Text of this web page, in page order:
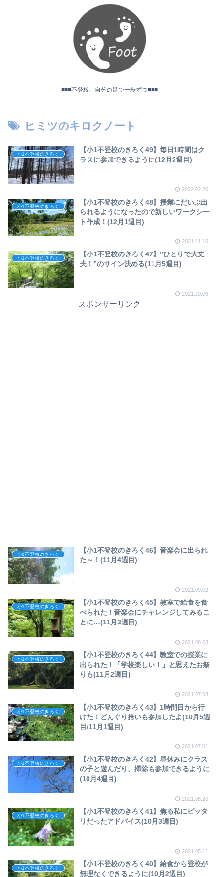
■■■不登校、自分の足で一歩ずつ■■■
ヒミツのキロクノート
小1不登校のきろく
【小1不登校のきろく49】毎日1時間はク
ラスに参加できるように(12月2週目)
2022.02.20
小1不登校のきろく
【小1不登校のきろく48】授業にだいぶ出
られるようになったので新しいワークシー
ト作成！(12月1週目)
2021.11.10
小1不登校のきろく
【小1不登校のきろく47】”ひとりで大丈
夫！”のサイン決める(11月5週目)
2021.10.06
スポンサーリンク
小1不登校のきろく
【小1不登校のきろく46】音楽会に出られ
た～！(11月4週目)
2021.09.02
小1不登校のきろく
【小1不登校のきろく45】教室で給食を食
べられた！音楽会にチャレンジしてみるこ
とに…(11月3週目)
2021.08.03
小1不登校のきろく
【小1不登校のきろく44】教室での授業に
出られた！「学校楽しい！」と思えたお祭
りも(11月2週目)
2021.07.08
小1不登校のきろく
【小1不登校のきろく43】1時間目から行
けた！どんぐり拾いも参加したよ(10月5週
目/11月1週目)
2021.07.01
小1不登校のきろく
【小1不登校のきろく42】昼休みにクラス
の子と遊んだり、掃除も参加できるように
(10月4週目)
2021.05.20
小1不登校のきろく
【小1不登校のきろく41】焦る私にピッタ
リだったアドバイス(10月3週目)
2021.05.11
小1不登校のきろく
【小1不登校のきろく40】給食から登校が
無理なくできるように(10月2週目)